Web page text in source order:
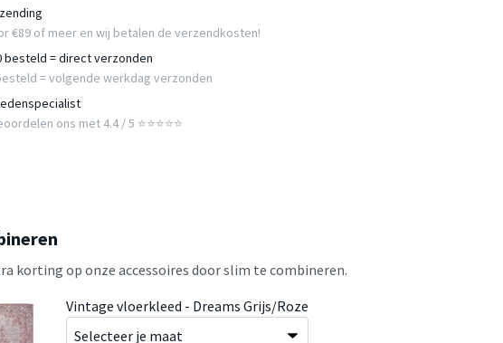
€89 of meer en wij betalen de verzendkosten!
besteld = direct verzonden
= volgende werkdag verzonden
ons met 4.4 / 5 ⭐⭐⭐⭐⭐
korting op onze accessoires door slim te combineren.
Vintage vloerkleed - Dreams Grijs/Roze